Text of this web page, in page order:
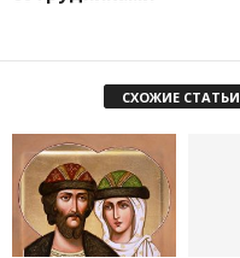
СХОЖИЕ СТАТЬИ